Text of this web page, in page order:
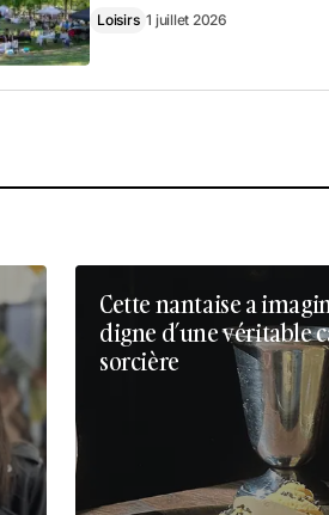
Loisirs 1 juillet 2026
Cette nantaise a
digne d’une véritable
sorcière